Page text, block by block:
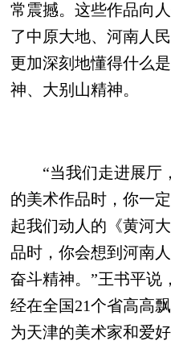
常震撼。这些作品向
了中原大地、河南人
更加深刻地懂得什么
神、大别山精神。
“当我们走进展厅
的美术作品时，你一
起我们动人的《黄河
品时，你会想到河南
奋斗精神。”王书平说
经在全国21个省高高
为天津的美术家和爱